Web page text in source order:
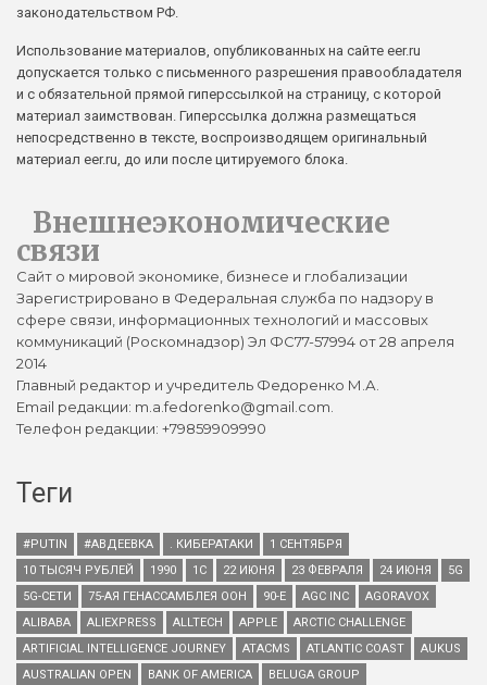
законодательством РФ.
Использование материалов, опубликованных на сайте eer.ru
допускается только с письменного разрешения правообладателя
и с обязательной прямой гиперссылкой на страницу, с которой
материал заимствован. Гиперссылка должна размещаться
непосредственно в тексте, воспроизводящем оригинальный
материал eer.ru, до или после цитируемого блока.
Внешнеэкономические
связи
Сайт о мировой экономике, бизнесе и глобализации
Зарегистрировано в Федеральная служба по надзору в
сфере связи, информационных технологий и массовых
коммуникаций (Роскомнадзор) Эл ФС77-57994 от 28 апреля
2014
Главный редактор и учредитель Федоренко М.А.
Email редакции: m.a.fedorenko@gmail.com.
Телефон редакции: +79859909990
Теги
#PUTIN #АВДЕЕВКА . КИБЕРАТАКИ
1 СЕНТЯБРЯ
10 ТЫСЯЧ РУБЛЕЙ
1990 1С 22 ИЮНЯ 23 ФЕВРАЛЯ 24 ИЮНЯ
5G
5G-СЕТИ
75-АЯ ГЕНАССАМБЛЕЯ ООН 90-Е AGC INC
AGORAVOX
ALIBABA
ALIEXPRESS ALLTECH APPLE
ARCTIC CHALLENGE
ARTIFICIAL INTELLIGENCE JOURNEY
ATACMS ATLANTIC COAST
AUKUS
AUSTRALIAN OPEN
BANK OF AMERICA
BELUGA GROUP